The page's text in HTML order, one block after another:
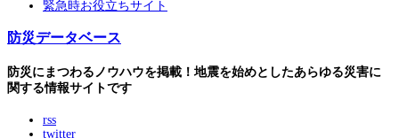
緊急時お役立ちサイト
防災データベース
防災にまつわるノウハウを掲載！地震を始めとしたあらゆる災害に
関する情報サイトです
rss
twitter